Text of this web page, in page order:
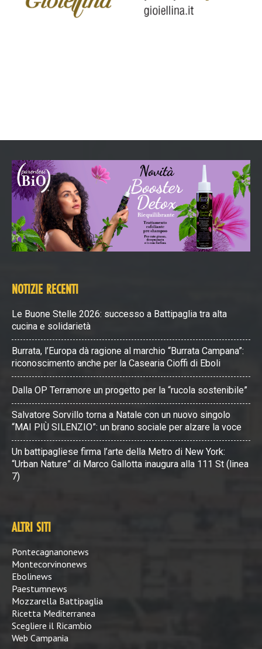
NOTIZIE RECENTI
Le Buone Stelle 2026: successo a Battipaglia tra alta
cucina e solidarietà
Burrata, l’Europa dà ragione al marchio “Burrata Campana”:
riconoscimento anche per la Casearia Cioffi di Eboli
Dalla OP Terramore un progetto per la “rucola sostenibile”
Salvatore Sorvillo torna a Natale con un nuovo singolo
“MAI PIÙ SILENZIO”: un brano sociale per alzare la voce
Un battipagliese firma l’arte della Metro di New York:
“Urban Nature” di Marco Gallotta inaugura alla 111 St (linea
7)
ALTRI SITI
Pontecagnanonews
Montecorvinonews
Ebolinews
Paestumnews
Mozzarella Battipaglia
Ricetta Mediterranea
Scegliere il Ricambio
Web Campania